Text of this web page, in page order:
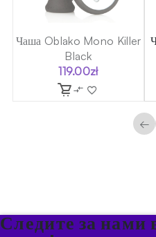
Чаша Oblako Mono Killer
Black
119.00zł
←
Следите за нами